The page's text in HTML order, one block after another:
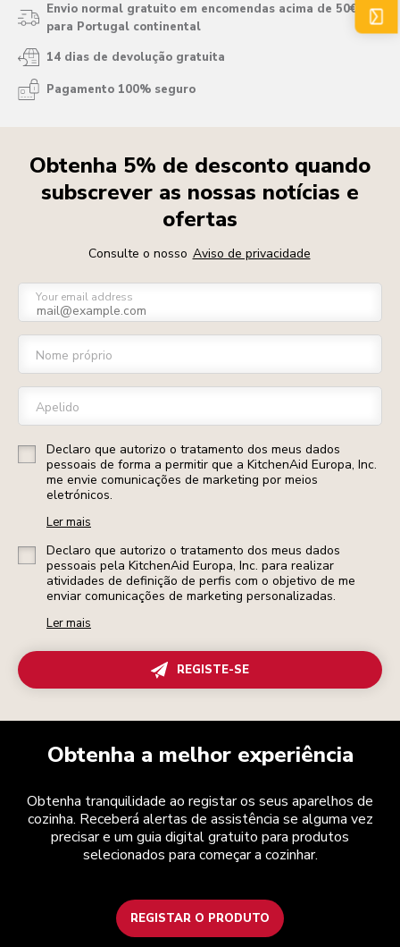
Envio normal gratuito em encomendas acima de 50€
para Portugal continental
14 dias de devolução gratuita
Pagamento 100% seguro
Obtenha 5% de desconto quando
subscrever as nossas notícias e
ofertas
Consulte o nosso Aviso de privacidade
Your email address
Nome próprio
Apelido
Declaro que autorizo o tratamento dos meus dados
pessoais de forma a permitir que a KitchenAid Europa, Inc.
me envie comunicações de marketing por meios
eletrónicos.
Ler mais
Declaro que autorizo o tratamento dos meus dados
pessoais pela KitchenAid Europa, Inc. para realizar
atividades de definição de perfis com o objetivo de me
enviar comunicações de marketing personalizadas.
Ler mais
REGISTE-SE
Obtenha a melhor experiência
Obtenha tranquilidade ao registar os seus aparelhos de
cozinha. Receberá alertas de assistência se alguma vez
precisar e um guia digital gratuito para produtos
selecionados para começar a cozinhar.
REGISTAR O PRODUTO